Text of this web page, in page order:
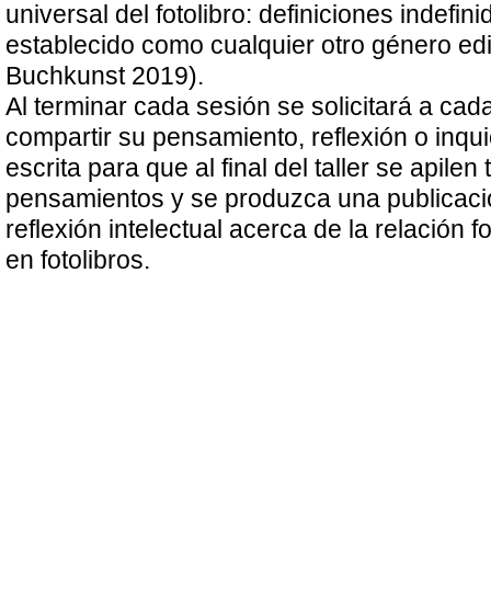
universal del fotolibro: definiciones
establecido como cualquier otro género
Buchkunst 2019).
Al terminar cada sesión se solicitará a
compartir su pensamiento, reflexión o
escrita para que al final del taller se apilen
pensamientos y se produzca una
reflexión intelectual acerca de la relación
en fotolibros.